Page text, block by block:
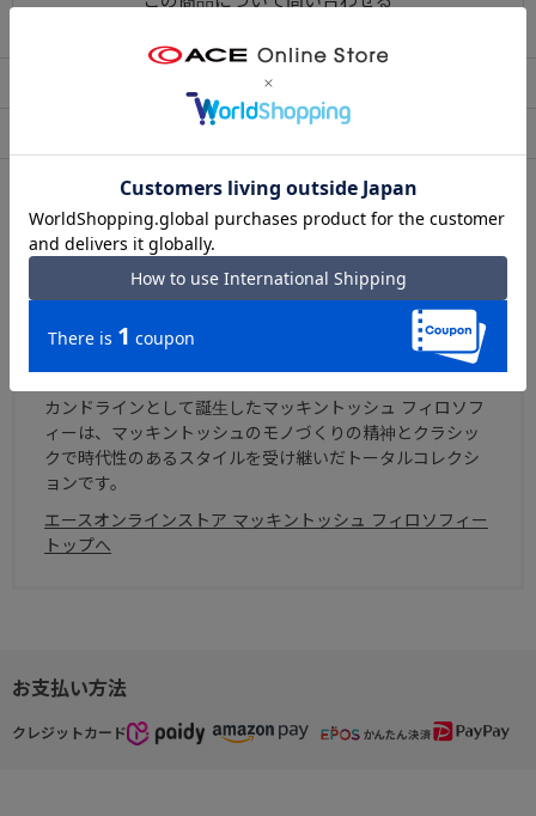
ブランドについて
カンドラインとして誕生したマッキントッシュ フィロソフ
ィーは、マッキントッシュのモノづくりの精神とクラシッ
クで時代性のあるスタイルを受け継いだトータルコレクシ
ョンです。
エースオンラインストア マッキントッシュ フィロソフィー
トップへ
お支払い方法
クレジットカード